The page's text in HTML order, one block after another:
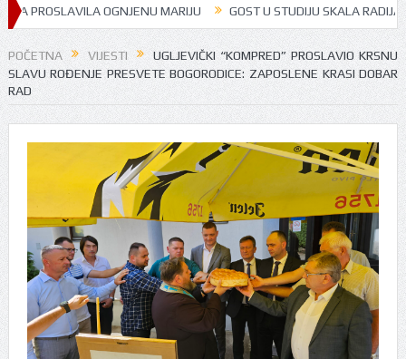
OGNJENU MARIJU GOST U STUDIJU SKALA RADIJA BILA JE
POČETNA VIJESTI
UGLJEVIČKI “KOMPRED” PROSLAVIO KRSNU
SLAVU ROĐENJE PRESVETE BOGORODICE: ZAPOSLENE KRASI DOBAR
RAD